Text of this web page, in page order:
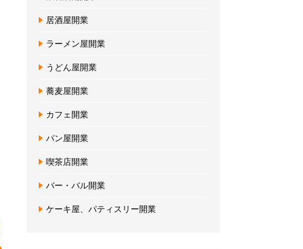
居酒屋開業
ラーメン屋開業
うどん屋開業
蕎麦屋開業
カフェ開業
パン屋開業
喫茶店開業
バー・バル開業
ケーキ屋、パティスリー開業